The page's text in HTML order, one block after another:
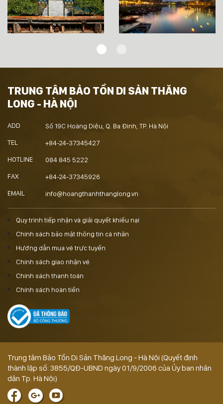
TRUNG TÂM BẢO TỒN DI SẢN THĂNG
LONG - HÀ NỘI
ADD Số 19C Hoàng Diệu, Q. Ba Đình, TP. Hà Nội
TEL +84-24-37345427
HOTLINE 084 845 5222
FAX +84-24-37345926
EMAIL info@hoangthanhthanglong.vn
Quy trình tiếp nhận và giải quyết khiếu nại
Chính sách bảo mật thông tin cá nhân
Hướng dẫn mua vé trực tuyến
Chính sách giao nhận vé
Chính sách thanh toán
Chính sách hoàn tiền
Trung tâm Bảo Tồn Di Sản Thăng Long - Hà Nội (Quyết định
thành lập số: 3855/QĐ-UBND ngày 01/9/2006 của Ủy ban nhân
dân Tp. Hà Nội)